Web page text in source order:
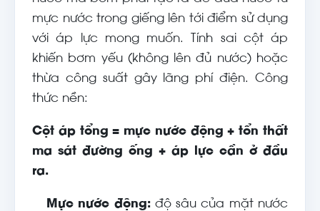
mực nước trong giếng lên tới điểm sử dụng
với áp lực mong muốn. Tính sai cột áp
khiến bơm yếu (không lên đủ nước) hoặc
thừa công suất gây lãng phí điện. Công
thức nền:
Cột áp tổng = mực nước động + tổn thất
ma sát đường ống + áp lực cần ở đầu
ra.
Mực nước động:độ sâu của mặt nước